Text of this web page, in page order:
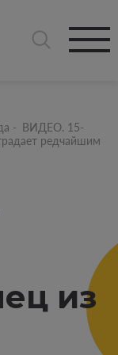
- ВИДЕО. 15-
редчайшим
из